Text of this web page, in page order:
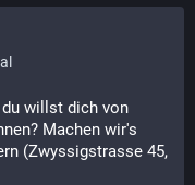
willst dich von
Machen wir's
(Zwyssigstrasse 45,